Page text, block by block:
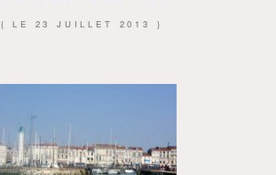
{ LE 23 JUILLET 2013 }